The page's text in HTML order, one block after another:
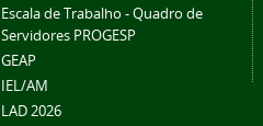
Escala de Trabalho - Quadro de
Servidores PROGESP
GEAP
IEL/AM
LAD 2026